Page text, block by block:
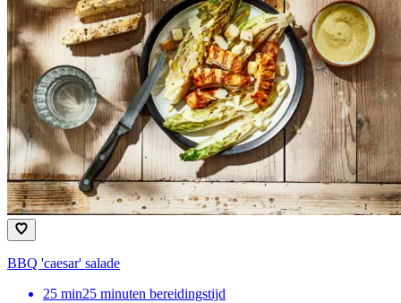
BBQ 'caesar' salade
25 min25 minuten bereidingstijd